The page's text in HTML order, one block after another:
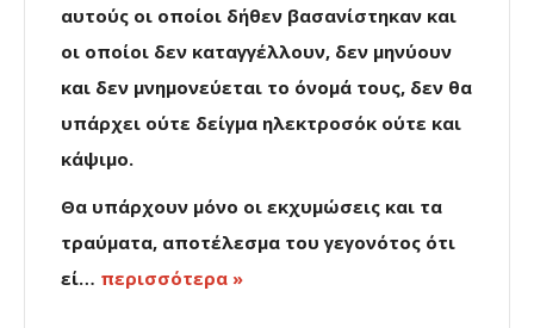
αυτούς οι οποίοι δήθεν βασανίστηκαν και
οι οποίοι δεν καταγγέλλουν, δεν μηνύουν
και δεν μνημονεύεται το όνομά τους, δεν θα
υπάρχει ούτε δείγμα ηλεκτροσόκ ούτε και
κάψιμο.
Θα υπάρχουν μόνο οι εκχυμώσεις και τα
τραύματα, αποτέλεσμα του γεγονότος ότι
εί… περισσότερα »